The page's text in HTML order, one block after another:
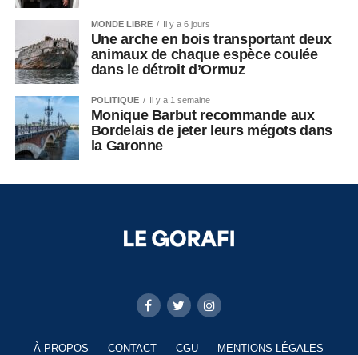
MONDE LIBRE Il y a 6 jours
Une arche en bois transportant deux
animaux de chaque espèce coulée
dans le détroit d’Ormuz
POLITIQUE Il y a 1 semaine
Monique Barbut recommande aux
Bordelais de jeter leurs mégots dans
la Garonne
À PROPOS CONTACT CGU MENTIONS LÉGALES